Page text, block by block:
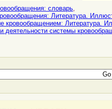
словарь,
Литература.
кровообращением: Литература.
деятельности системы